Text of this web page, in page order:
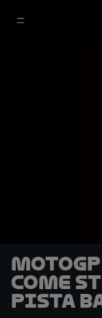
come
pista